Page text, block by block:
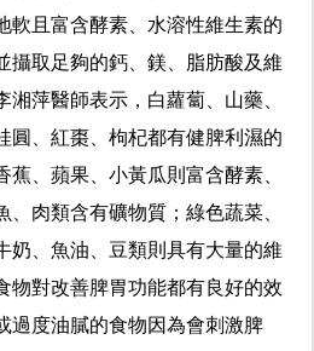
軟且富含酵素、水溶性維生素的
攝取足夠的鈣、鎂、脂肪酸及維
湘萍醫師表示，白蘿蔔、山藥、
圓、紅棗、枸杞都有健脾利濕的
蕉、蘋果、小黃瓜則富含酵素、
、肉類含有礦物質；綠色蔬菜、
奶、魚油、豆類則具有大量的維
物對改善脾胃功能都有良好的效
過度油膩的食物因為會刺激脾